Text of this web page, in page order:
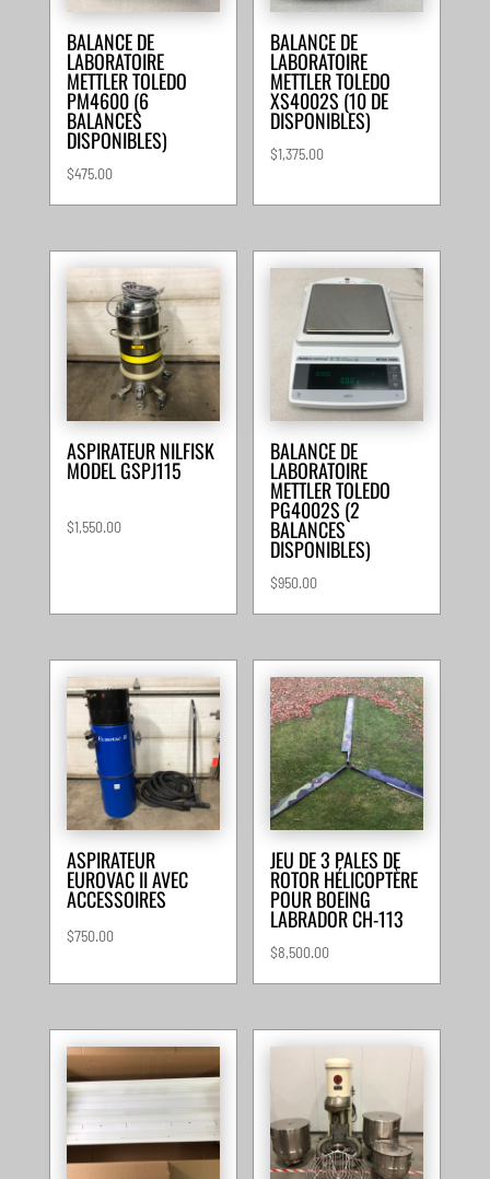
BALANCE DE
LABORATOIRE
METTLER TOLEDO
PM4600 (6
BALANCES
DISPONIBLES)
$475.00
BALANCE DE
LABORATOIRE
METTLER TOLEDO
XS4002S (10 DE
DISPONIBLES)
$1,375.00
ASPIRATEUR NILFISK
MODEL GSPJ115
$1,550.00
BALANCE DE
LABORATOIRE
METTLER TOLEDO
PG4002S (2
BALANCES
DISPONIBLES)
$950.00
ASPIRATEUR
EUROVAC II AVEC
ACCESSOIRES
$750.00
JEU DE 3 PALES DE
ROTOR HÉLICOPTÈRE
POUR BOEING
LABRADOR CH-113
$8,500.00